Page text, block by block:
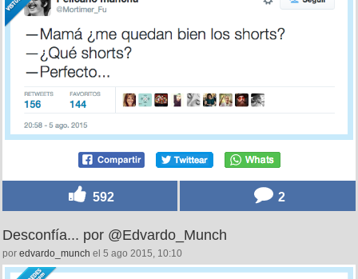
592 2
Desconfía... por @Edvardo_Munch
por edvardo_munch el 5 ago 2015, 10:10